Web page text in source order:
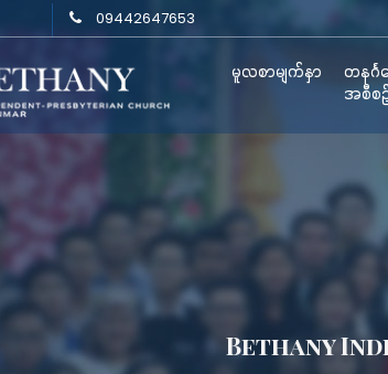
09442647653
မူလစာမျက်နှာ
တနင်္ဂ
အစီစဉ်
Bethany